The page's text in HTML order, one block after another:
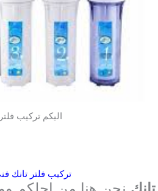
اليكم تركيب
تركيب فلتر تانك